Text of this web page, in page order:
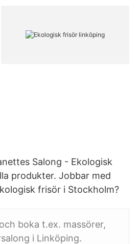
Salong - Ekologisk
produkter. Jobbar med
frisör i Stockholm?
boka t.ex. massörer,
i Linköping.